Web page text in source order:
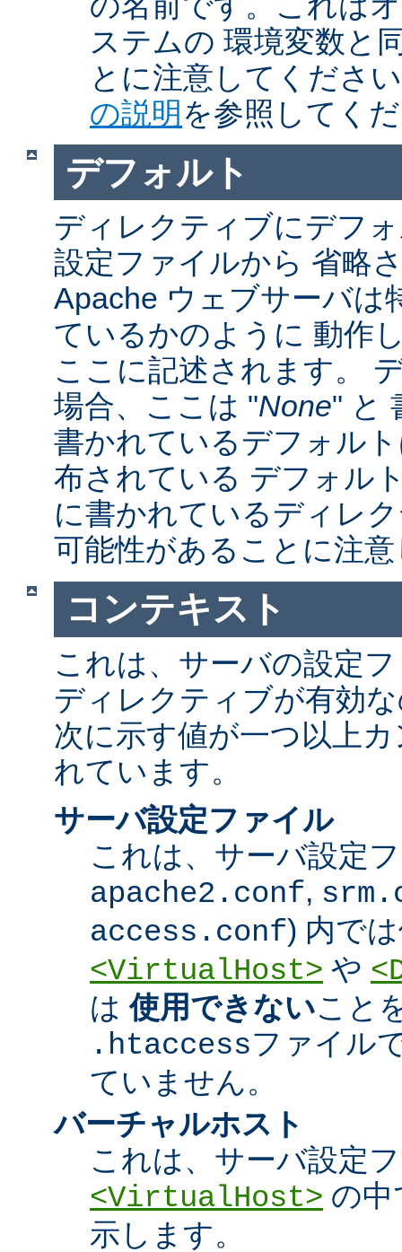
ステムの 環境変数と
とに注意してくださ
の説明 を参照してく
デフォルト
ディレクティブにデフ
設定ファイルから 省略
Apache ウェブサーバは
ているかのように 動作
ここに記述されます。
場合、ここは "None" と
書かれているデフォル
布されている デフォル
に書かれているディレ
可能性があることに注
コンテキスト
これは、サーバの設定
ディレクティブが有効
次に示す値が一つ以上
れています。
サーバ設定ファイル
これは、サーバ設定
apache2.conf,
access.conf) 内で
<VirtualHost> や
は使用できないこと
.htaccessファイル
ていません。
バーチャルホスト
これは、サーバ設定
<VirtualHost> の中
示します。